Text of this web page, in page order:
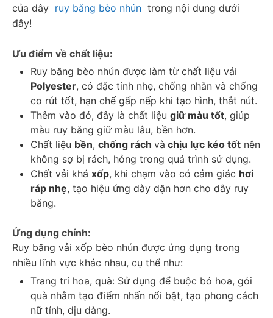
của dây ruy băng bèo nhún
  trong nội dung dưới
đây!
Ưu điểm về chất liệu:
Polyester, có đặc tính nhẹ, chống nhăn và chống
co rút tốt, hạn chế gấp nếp khi tạo hình, thắt nút.
Thêm vào đó, đây là chất liệu giữ màu tốt, giúp
màu ruy băng giữ màu lâu, bền hơn.
Chất liệu bền, chống rách và chịu lực kéo tốt nên
không sợ bị rách, hỏng trong quá trình sử dụng.
Chất vải khá xốp, khi chạm vào có cảm giác hơi
ráp nhẹ, tạo hiệu ứng dày dặn hơn cho dây ruy
băng.
Ứng dụng chính:
Ruy băng vải xốp bèo nhún được ứng dụng trong
nhiều lĩnh vực khác nhau, cụ thể như:
Trang trí hoa, quà: Sử dụng để buộc bó hoa, gói
quà nhằm tạo điểm nhấn nổi bật, tạo phong cách
nữ tính, dịu dàng.